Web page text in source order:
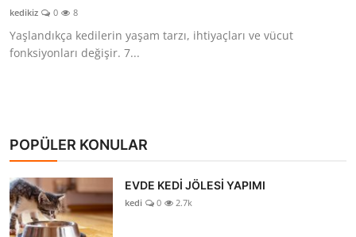
KEDİ MAMASI
kedikiz 0 8
Yaşlandıkça kedilerin yaşam tarzı, ihtiyaçları ve vücut
fonksiyonları değişir. 7...
POPÜLER KONULAR
EVDE KEDİ JÖLESİ YAPIMI
kedi 0 2.7k